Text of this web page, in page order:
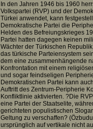
In den Jahren 1946 bis 1960
Volkspartei (RVP) und der
Türkei anwendet, kann
Demokratische Partei die
Helden des Befreiungskrieges
Partei hatten dagegen keinen
Wächter der Türkischen
das türkische Parteiensystem
dem eine zusammenhängende
Konfrontation mit einem
und sogar feindseligen
Demokratischen Partei kann
Auftritt des Zentrum-Peripherie
Konfliktlinie aktivierten. ?Die
eine Partei der Staatselite,
gerichteten populistischen
Geltung zu verschaffen?
ursprünglich auf vertikale nicht